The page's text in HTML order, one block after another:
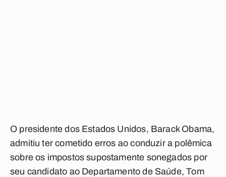
O presidente dos Estados Unidos, Barack Obama,
admitiu ter cometido erros ao conduzir a polêmica
sobre os impostos supostamente sonegados por
seu candidato ao Departamento de Saúde, Tom